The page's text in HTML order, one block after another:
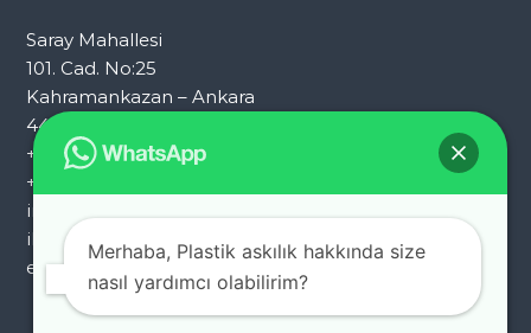
Saray Mahallesi
101. Cad. No:25
Kahramankazan – Ankara
444 7 054
+90 312 353 25 72
+90 312 353 25 92
info@ademkocplastik.com.tr
ihracat@ademkocplastik.com.tr
export@ademkocplastik.com.tr
Merhaba, Plastik askılık hakkında size
nasıl yardımcı olabilirim?